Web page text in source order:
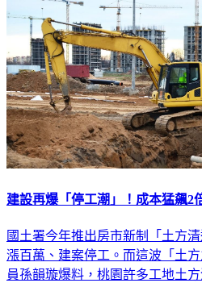
建設再爆「停工潮」！成本猛飆
國土署今年推出房市新制「土方
漲百萬、建案停工。而這波「土
員孫韻璇爆料，桃園許多工地土